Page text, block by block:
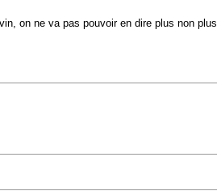
on ne va pas pouvoir en dire plus non plus.